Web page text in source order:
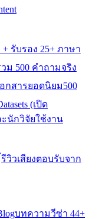
+ รับรอง 25+ ภาษา
วม 500 คำถามจริง
กสารยอดนิยม500
(เปิด
ะนักวิจัยใช้งาน
รีวิวเสียงตอบรับจาก
บทความวีซ่า 44+